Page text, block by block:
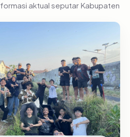
aktual seputar Kabupaten